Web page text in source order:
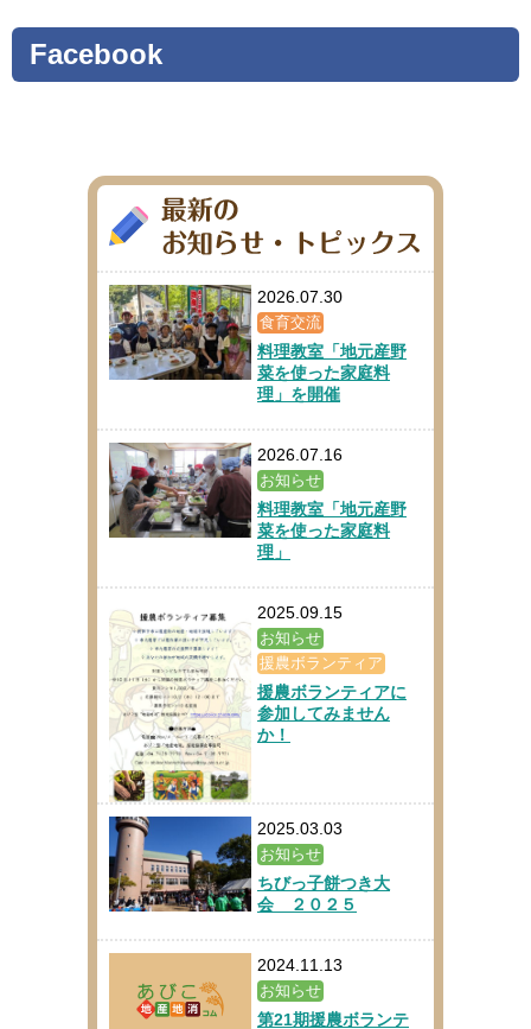
Facebook
2026.07.30
食育交流
料理教室「地元産野
菜を使った家庭料
理」を開催
2026.07.16
お知らせ
料理教室「地元産野
菜を使った家庭料
理」
2025.09.15
お知らせ
援農ボランティア
援農ボランティアに
参加してみません
か！
2025.03.03
お知らせ
ちびっ子餅つき大
会 ２０２５
2024.11.13
お知らせ
第21期援農ボランテ